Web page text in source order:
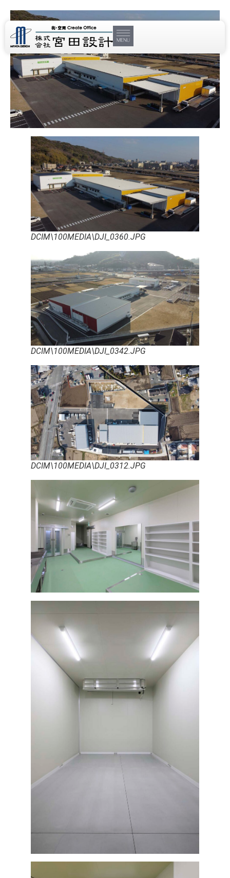
DCIM\100MEDIA\DJI_0360.JPG
DCIM\100MEDIA\DJI_0342.JPG
DCIM\100MEDIA\DJI_0312.JPG